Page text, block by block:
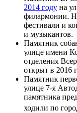
2014 году на
филармонии.
фестивали и
и музыкантов.
Памятник
улице имени
отделения
открыт в 2016
Памятник
улице 7-я
памятника
ходили по